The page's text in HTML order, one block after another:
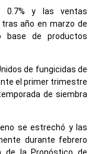
0.7% y las ventas
año en marzo de
base de productos
de fungicidas de
el primer trimestre
de siembra
se estrechó y las
durante febrero